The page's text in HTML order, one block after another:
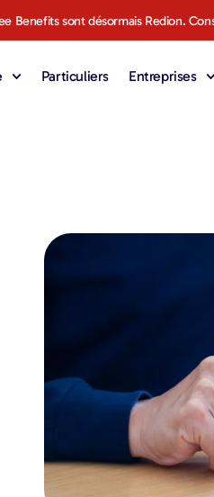
Benefits sont désormais Redion.
Particuliers Entreprises